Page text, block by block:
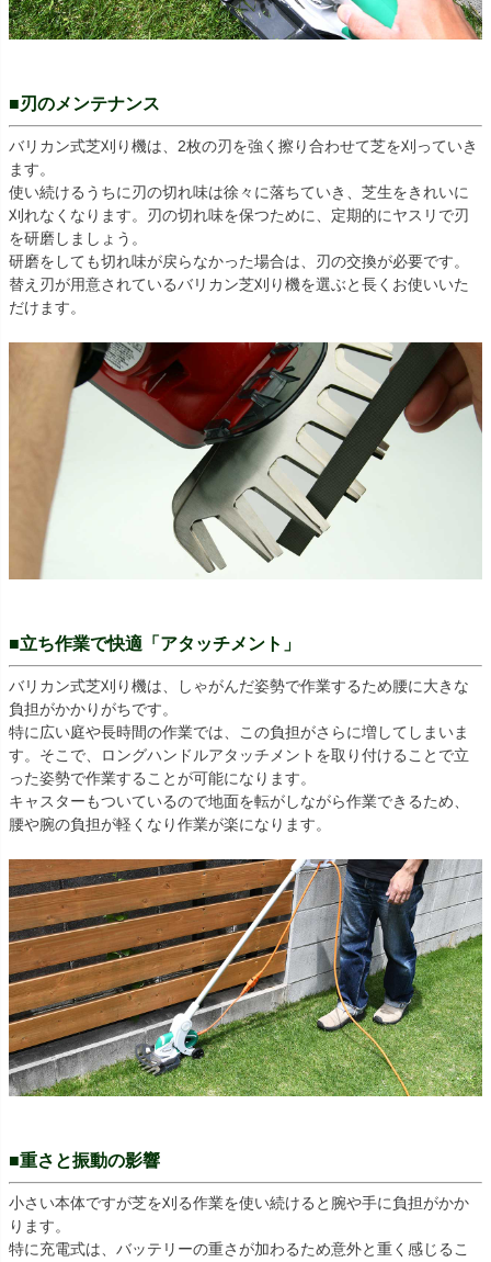
■刃のメンテナンス
バリカン式芝刈り機は、2枚の刃を強く擦り合わせて芝を刈っていき
ます。
使い続けるうちに刃の切れ味は徐々に落ちていき、芝生をきれいに
刈れなくなります。刃の切れ味を保つために、定期的にヤスリで刃
を研磨しましょう。
研磨をしても切れ味が戻らなかった場合は、刃の交換が必要です。
替え刃が用意されているバリカン芝刈り機を選ぶと長くお使いいた
だけます。
■立ち作業で快適「アタッチメント」
バリカン式芝刈り機は、しゃがんだ姿勢で作業するため腰に大きな
負担がかかりがちです。
特に広い庭や長時間の作業では、この負担がさらに増してしまいま
す。そこで、ロングハンドルアタッチメントを取り付けることで立
った姿勢で作業することが可能になります。
キャスターもついているので地面を転がしながら作業できるため、
腰や腕の負担が軽くなり作業が楽になります。
■重さと振動の影響
小さい本体ですが芝を刈る作業を使い続けると腕や手に負担がかか
ります。
特に充電式は、バッテリーの重さが加わるため意外と重く感じるこ